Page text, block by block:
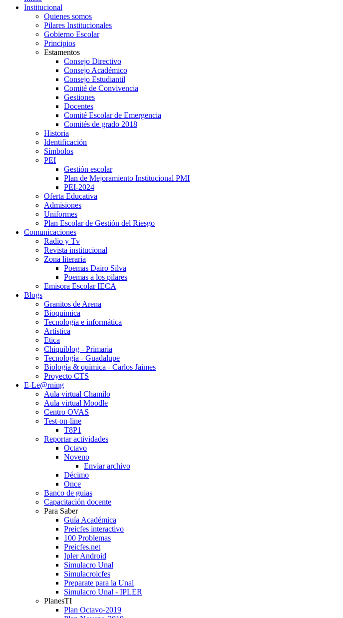
Institucional
Quienes somos
Pilares Institucionales
Gobierno Escolar
Principios
Estamentos
Consejo Directivo
Consejo Académico
Consejo Estudiantil
Comité de Convivencia
Gestiones
Docentes
Comité Escolar de Emergencia
Comités de grado 2018
Historia
Identificación
Símbolos
PEI
Gestión escolar
Plan de Mejoramiento Institucional PMI
PEI-2024
Oferta Educativa
Admisiones
Uniformes
Plan Escolar de Gestión del Riesgo
Comunicaciones
Radio y Tv
Revista institucional
Zona literaria
Poemas Dairo Silva
Poemas a los pilares
Emisora Escolar IECA
Blogs
Granitos de Arena
Bioquimica
Tecnologia e informática
Artística
Etica
Chiquiblog - Primaria
Tecnología - Guadalupe
Biología & química - Carlos Jaimes
Proyecto CTS
E-Le@rning
Aula virtual Chamilo
Aula virtual Moodle
Centro OVAS
Test-on-line
T8P1
Reportar actividades
Octavo
Noveno
Enviar archivo
Décimo
Once
Banco de guias
Capacitación docente
Para Saber
Guía Académica
Preicfes interactivo
100 Problemas
Preicfes.net
Ipler Android
Simulacro Unal
Simulacroicfes
Preparate para la Unal
Simulacro Unal - IPLER
PlanesTI
Plan Octavo-2019